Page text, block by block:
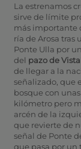
La estrenamos
sirve de límite
más importante
ría de Arosa tras
Ponte Ulla por
del pazo de
de llegar a la
señalizado, que
bosque con
kilómetro pero
arcén de la
que revierte de
señal de Ponte
que pasa por un